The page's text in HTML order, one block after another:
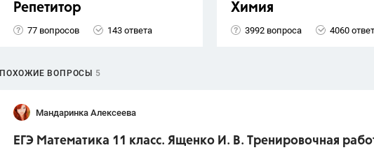
Репетитор
77 вопросов 143 ответа
Химия
3992 вопроса 4060
ПОХОЖИЕ ВОПРОСЫ 5
Мандаринка Алексеева
ЕГЭ Математика 11 класс. Ященко И. В. Тренировочная